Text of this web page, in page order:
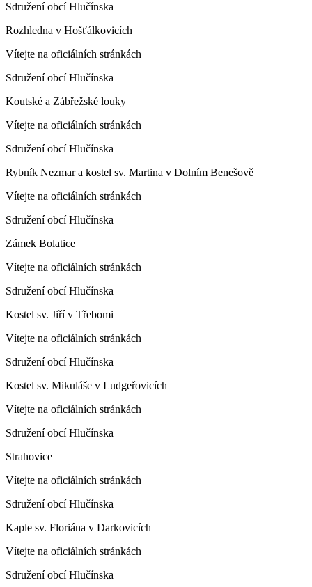
Sdružení obcí Hlučínska
Rozhledna v Hošťálkovicích
Vítejte na oficiálních stránkách
Sdružení obcí Hlučínska
Koutské a Zábřežské louky
Vítejte na oficiálních stránkách
Sdružení obcí Hlučínska
Rybník Nezmar a kostel sv. Martina v Dolním Benešově
Vítejte na oficiálních stránkách
Sdružení obcí Hlučínska
Zámek Bolatice
Vítejte na oficiálních stránkách
Sdružení obcí Hlučínska
Kostel sv. Jiří v Třebomi
Vítejte na oficiálních stránkách
Sdružení obcí Hlučínska
Kostel sv. Mikuláše v Ludgeřovicích
Vítejte na oficiálních stránkách
Sdružení obcí Hlučínska
Strahovice
Vítejte na oficiálních stránkách
Sdružení obcí Hlučínska
Kaple sv. Floriána v Darkovicích
Vítejte na oficiálních stránkách
Sdružení obcí Hlučínska